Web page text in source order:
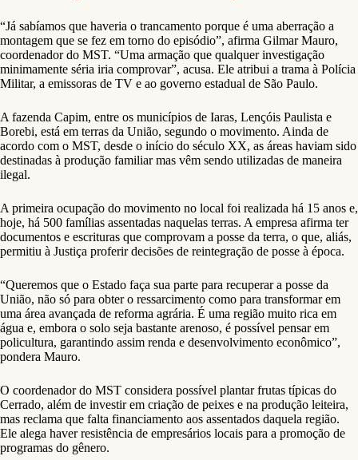
“Já sabíamos que haveria o trancamento porque é uma aberração a
montagem que se fez em torno do episódio”, afirma Gilmar Mauro,
coordenador do MST. “Uma armação que qualquer investigação
minimamente séria iria comprovar”, acusa. Ele atribui a trama à Polícia
Militar, a emissoras de TV e ao governo estadual de São Paulo.
A fazenda Capim, entre os municípios de Iaras, Lençóis Paulista e
Borebi, está em terras da União, segundo o movimento. Ainda de
acordo com o MST, desde o início do século XX, as áreas haviam sido
destinadas à produção familiar mas vêm sendo utilizadas de maneira
ilegal.
A primeira ocupação do movimento no local foi realizada há 15 anos e,
hoje, há 500 famílias assentadas naquelas terras. A empresa afirma ter
documentos e escrituras que comprovam a posse da terra, o que, aliás,
permitiu à Justiça proferir decisões de reintegração de posse à época.
“Queremos que o Estado faça sua parte para recuperar a posse da
União, não só para obter o ressarcimento como para transformar em
uma área avançada de reforma agrária. É uma região muito rica em
água e, embora o solo seja bastante arenoso, é possível pensar em
policultura, garantindo assim renda e desenvolvimento econômico”,
pondera Mauro.
O coordenador do MST considera possível plantar frutas típicas do
Cerrado, além de investir em criação de peixes e na produção leiteira,
mas reclama que falta financiamento aos assentados daquela região.
Ele alega haver resistência de empresários locais para a promoção de
programas do gênero.